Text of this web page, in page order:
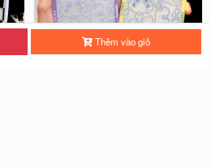
Thêm vào giỏ
Ốp Lưng Silicon Chống Sốc Viền